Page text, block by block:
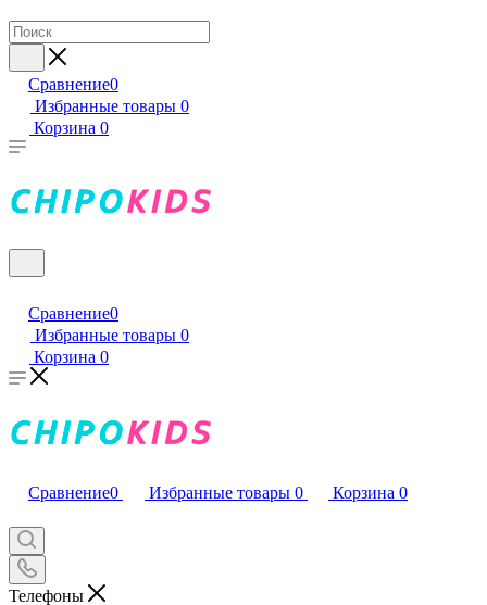
Сравнение0
Избранные товары 0
Корзина 0
Сравнение0
Избранные товары 0
Корзина 0
Сравнение0 Избранные товары 0 Корзина 0
Телефоны